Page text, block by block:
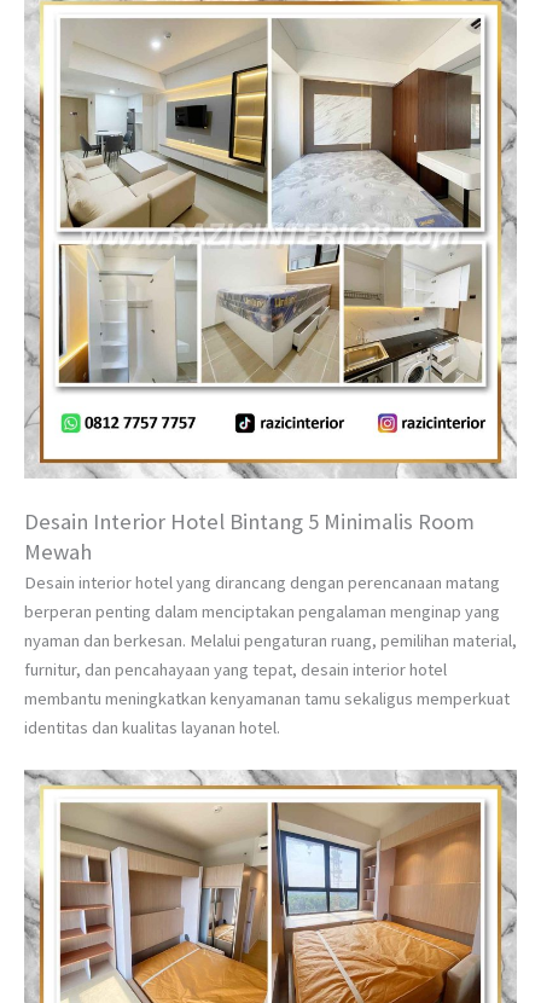
Desain Interior Hotel Bintang 5 Minimalis Room
Mewah
Desain interior hotel yang dirancang dengan perencanaan matang
berperan penting dalam menciptakan pengalaman menginap yang
nyaman dan berkesan. Melalui pengaturan ruang, pemilihan material,
furnitur, dan pencahayaan yang tepat, desain interior hotel
membantu meningkatkan kenyamanan tamu sekaligus memperkuat
identitas dan kualitas layanan hotel.